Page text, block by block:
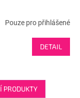
Pouze pro přihlášené
DETAIL
PRODUKTY